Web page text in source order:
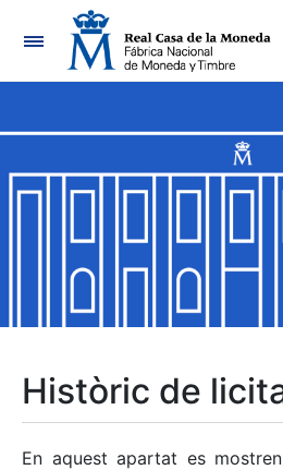
Navegació
Mostra/Amaga
Mostra/Amaga
Mostra/Amaga
Històric de
En aquest apartat es